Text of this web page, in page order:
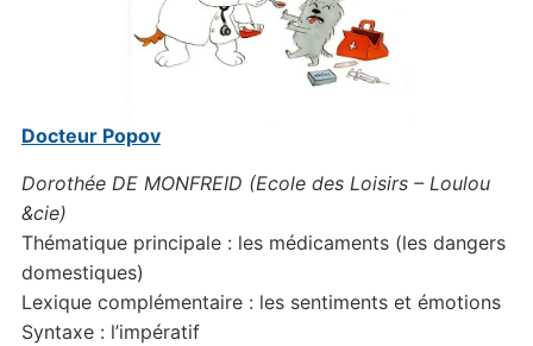
Docteur Popov
Dorothée DE MONFREID (Ecole des Loisirs – Loulou
&cie)
Thématique principale : les médicaments (les dangers
domestiques)
Lexique complémentaire : les sentiments et émotions
Syntaxe : l’impératif